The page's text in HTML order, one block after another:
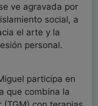
ve agravada por
social, a
el arte y la
personal.
participa en
que combina la